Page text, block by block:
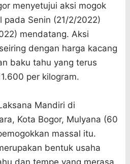
menyetujui aksi mogok
pada Senin (21/2/2022)
mendatang. Aksi
dengan harga kacang
baku tahu yang terus
per kilogram.
Mandiri di
Kota Bogor, Mulyana (60
massal itu.
bentuk usaha